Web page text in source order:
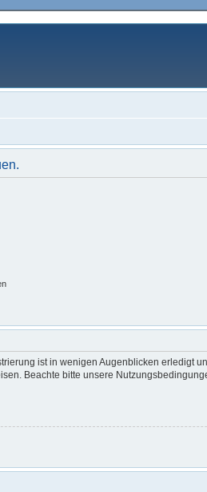
ist in wenigen Augenblicken erledigt
Beachte bitte unsere